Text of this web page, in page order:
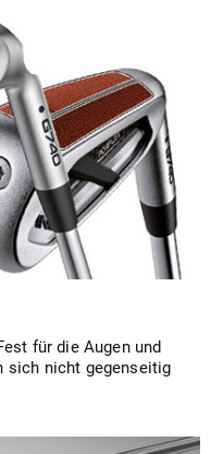
für die Augen und
sich nicht gegenseitig